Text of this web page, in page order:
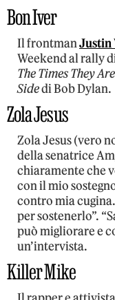
Bon Iver
Il frontmanJustin
Weekend al rally
The Times They
Sidedi Bob Dylan.
Zola Jesus
Zola Jesus (vero
della senatrice
chiaramente che
con il mio
contro mia
per sostenerlo”.
può migliorare e
un’intervista.
Killer Mike